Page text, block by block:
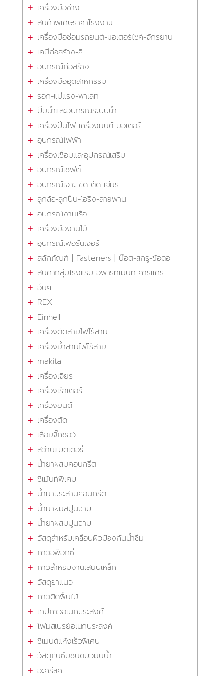
เครื่องมือช่าง
สินค้าพิเศษราคาโรงงาน
เครื่องมือซ่อมรถยนต์-มอเตอร์ไซค์-จักรยาน
เคมีก่อสร้าง-สี
อุปกรณ์ก่อสร้าง
เครื่องมืออุตสาหกรรม
รอก-แม่แรง-พาเลท
ปั๊มน้ำและอุปกรณ์ระบบน้ำ
เครื่องปั่นไฟ-เครื่องยนต์-มอเตอร์
อุปกรณ์ไฟฟ้า
เครื่องเชื่อมและอุปกรณ์เสริม
อุปกรณ์เซฟตี้
อุปกรณ์เจาะ-ขัด-ตัด-เจียร
ลูกล้อ-ลูกปืน-โอริง-สายพาน
อุปกรณ์งานเรือ
เครื่องมืองานไม้
อุปกรณ์เฟอร์นิเจอร์
สลักภัณฑ์ | Fasteners | น๊อต-สกรู-ข้อต่อ
สินค้ากลุ่มโรงแรม อพาร์ทเม้นท์ คาร์แคร์
อื่นๆ
REX
Einhell
เครื่องตัดสายไฟไร้สาย
เครื่องย้ำสายไฟไร้สาย
makita
เครื่องเจียร
เครื่องเร้าเตอร์
เครื่องยนต์
เครื่องตัด
เลื่อยจิ๊กซอว์
สว่านแบตเตอรี่
น้ำยาผสมคอนกรีต
ซีเม้นท์พิเศษ
น้ำยาประสานคอนกรีต
น้ำยาผมสปูนฉาบ
น้ำยาผสมปูนฉาบ
วัสดุสำหรับเคลือบผิวป้องกันน้ำซึม
กาวอีพ๊อกซี่
กาวสำหรับงานเสียบเหล็ก
วัสดุยาแนว
กาวติดพื้นไม้
เทปกาวอเนกประสงค์
โฟมสเปรย์อเนกประสงค์
ซีเมนต์แห้งเร็วพิเศษ
วัสดุกันซึมชนิดบวมนน้ำ
อะครีลิค